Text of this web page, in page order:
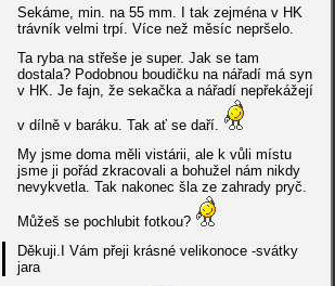
Sekáme, min. na 55 mm. I tak zejména v HK
trávník velmi trpí. Více než měsíc nepršelo.
Ta ryba na střeše je super. Jak se tam
dostala? Podobnou boudičku na nářadí má syn
v HK. Je fajn, že sekačka a nářadí nepřekážejí
v dílně v baráku. Tak ať se daří.
My jsme doma měli vistárii, ale k vůli místu
jsme ji pořád zkracovali a bohužel nám nikdy
nevykvetla. Tak nakonec šla ze zahrady pryč.
Můžeš se pochlubit fotkou?
Děkuji.I Vám přeji krásné velikonoce -svátky
jara